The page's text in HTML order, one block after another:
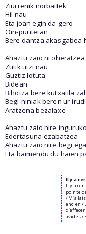
Ziurrenik norbaitek
Hil nau
Eta joan egin da gero
Oin-puntetan
Bere dantza akasgabea
Ahaztu zaio ni oheratzea
Zutik utzi nau
Guztiz lotuta
Bidean
Bihotza bere kutxatila
Begi-niniak beren ur-irudi
Aratzena bezalaxe
Ahaztu zaio nire
Edertasuna ezabatzea
Ahaztu zaio nire begi
Eta baimendu du haien
Il y a
Il y a
pointe
/ M’a
ancien /
avides /